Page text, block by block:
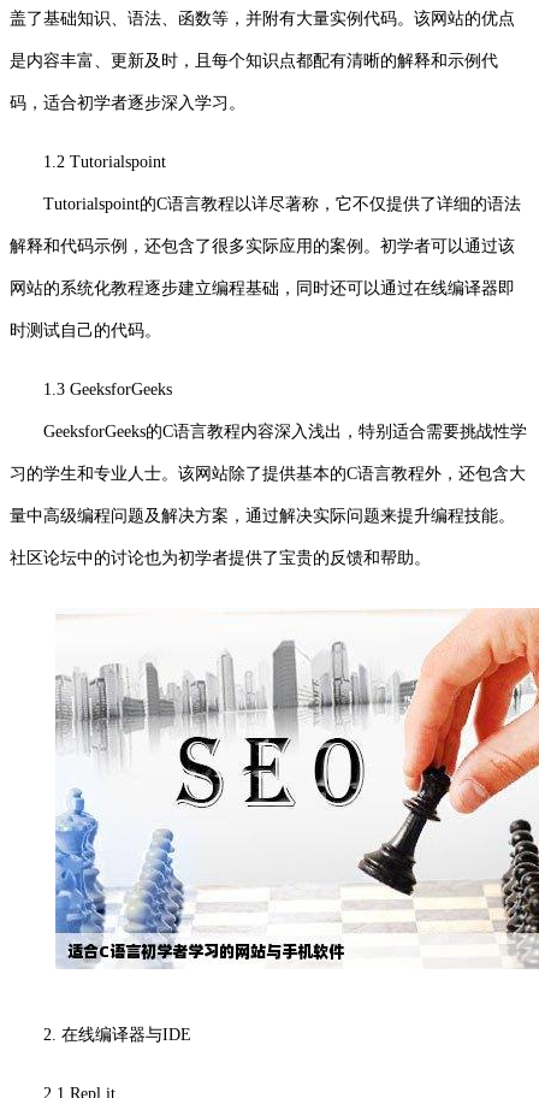
盖了基础知识、语法、函数等，并附有大量实例代码。该网站的优点
是内容丰富、更新及时，且每个知识点都配有清晰的解释和示例代
码，适合初学者逐步深入学习。
1.2 Tutorialspoint
Tutorialspoint的C语言教程以详尽著称，它不仅提供了详细的语法
解释和代码示例，还包含了很多实际应用的案例。初学者可以通过该
网站的系统化教程逐步建立编程基础，同时还可以通过在线编译器即
时测试自己的代码。
1.3 GeeksforGeeks
GeeksforGeeks的C语言教程内容深入浅出，特别适合需要挑战性学
习的学生和专业人士。该网站除了提供基本的C语言教程外，还包含大
量中高级编程问题及解决方案，通过解决实际问题来提升编程技能。
社区论坛中的讨论也为初学者提供了宝贵的反馈和帮助。
2. 在线编译器与IDE
2.1 Repl.it